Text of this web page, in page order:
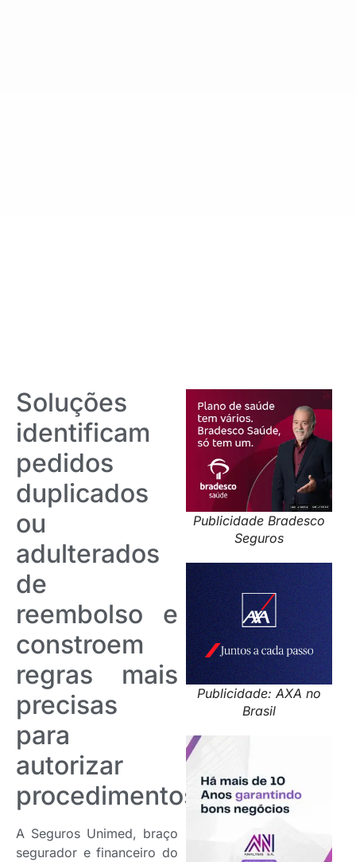
Publicidade Bradesco
Seguros
Publicidade: AXA no
Brasil
Soluções
identificam
pedidos
duplicados
ou
adulterados
de
reembolso e
constroem
regras mais
precisas
para
autorizar
procedimentos
A Seguros Unimed, braço
segurador e financeiro do